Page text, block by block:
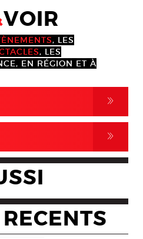
VOIR
, LES
, LES
EN RÉGION ET À
,
,